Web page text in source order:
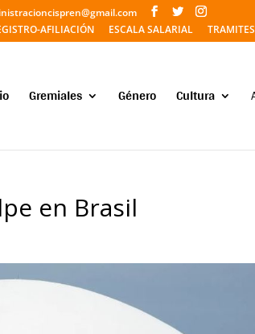
AFILIACIÓN
ESCALA SALARIAL
Gremiales Género Cultura
en Brasil